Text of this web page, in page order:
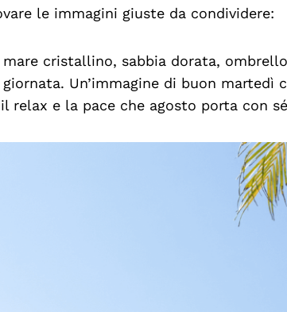
le immagini giuste da condividere:
cristallino, sabbia dorata,
Un’immagine di buon martedì
relax e la pace che agosto porta con